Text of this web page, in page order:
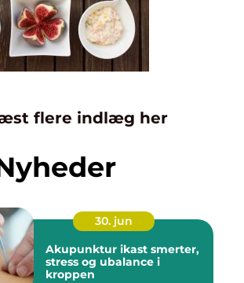
flere indlæg her
30. jun
Akupunktur ikast smerter,
stress og ubalance i
kroppen